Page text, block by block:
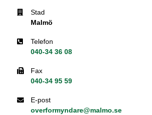
Stad
Malmö
Telefon
040-34 36 08
Fax
040-34 95 59
E-post
overformyndare@malmo.se